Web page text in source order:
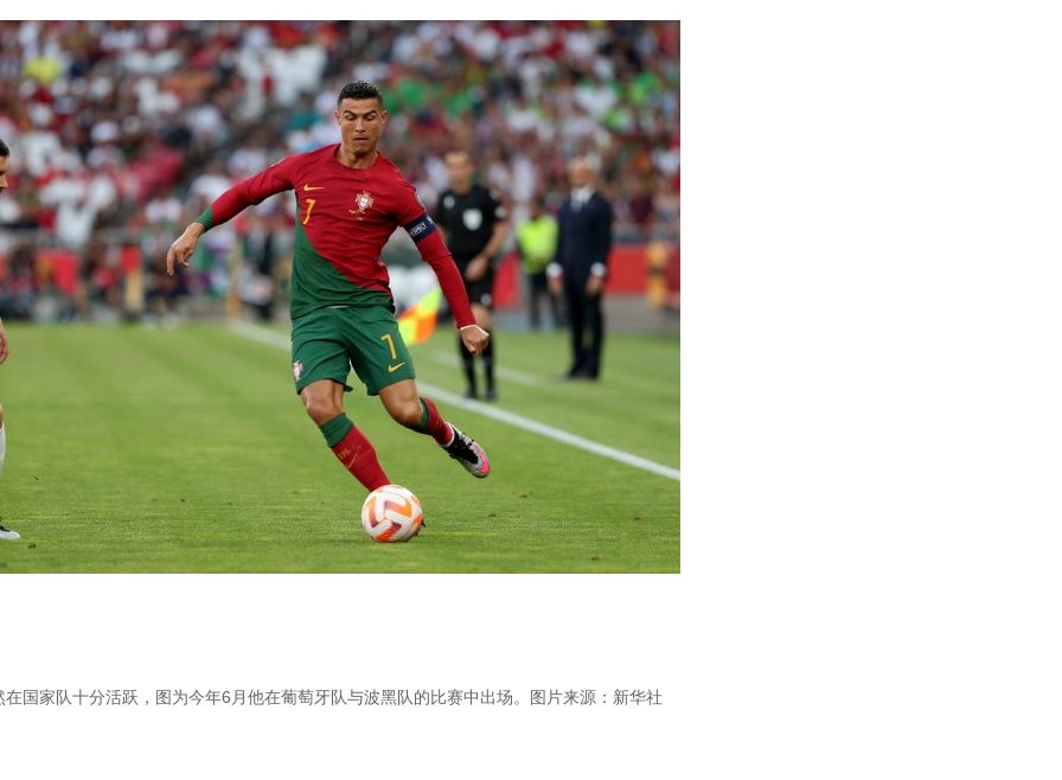
在国家队十分活跃，图为今年6月他在葡萄牙队与波黑队的比赛中出场。图片来源：新华社